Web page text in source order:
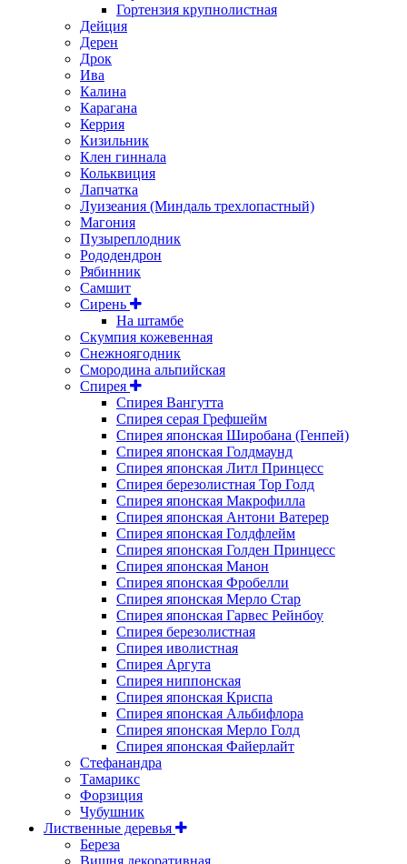
Гортензия крупнолистная
Дейция
Дерен
Дрок
Ива
Калина
Карагана
Керрия
Кизильник
Клен гиннала
Кольквиция
Лапчатка
Луизеания (Миндаль трехлопастный)
Магония
Пузыреплодник
Рододендрон
Рябинник
Самшит
Сирень
На штамбе
Скумпия кожевенная
Снежноягодник
Смородина альпийская
Спирея
Спирея Вангутта
Спирея серая Грефшейм
Спирея японская Широбана (Генпей)
Спирея японская Голдмаунд
Спирея японская Литл Принцесс
Спирея березолистная Тор Голд
Спирея японская Макрофилла
Спирея японская Антони Ватерер
Спирея японская Голдфлейм
Спирея японская Голден Принцесс
Спирея японская Манон
Спирея японская Фробелли
Спирея японская Мерло Стар
Спирея японская Гарвес Рейнбоу
Спирея березолистная
Спирея иволистная
Спирея Аргута
Спирея ниппонская
Спирея японская Криспа
Спирея японская Альбифлора
Спирея японская Мерло Голд
Спирея японская Файерлайт
Стефанандра
Тамарикс
Форзиция
Чубушник
Лиственные деревья
Береза